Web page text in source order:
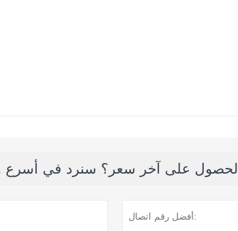
الحصول على آخر سعر؟ سنرد في أسرع وقت